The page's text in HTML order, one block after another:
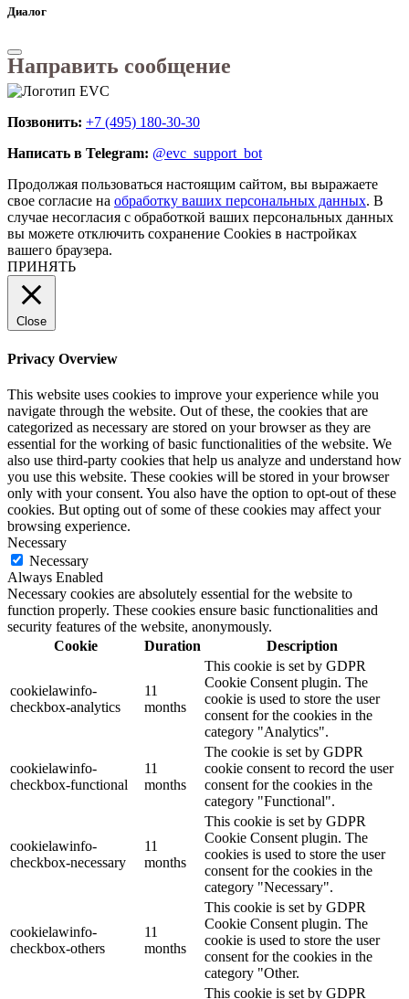
Диалог
Направить сообщение
Позвонить: +7 (495) 180-30-30
Написать в Telegram: @evc_support_bot
Продолжая пользоваться настоящим сайтом, вы выражаете
свое согласие на обработку ваших персональных данных. В
случае несогласия с обработкой ваших персональных данных
вы можете отключить сохранение Cookies в настройках
вашего браузера.
ПРИНЯТЬ
Close
Privacy Overview
This website uses cookies to improve your experience while you
navigate through the website. Out of these, the cookies that are
categorized as necessary are stored on your browser as they are
essential for the working of basic functionalities of the website. We
also use third-party cookies that help us analyze and understand how
you use this website. These cookies will be stored in your browser
only with your consent. You also have the option to opt-out of these
cookies. But opting out of some of these cookies may affect your
browsing experience.
Necessary
Necessary
Always Enabled
Necessary cookies are absolutely essential for the website to
function properly. These cookies ensure basic functionalities and
security features of the website, anonymously.
Cookie
Duration Description
cookielawinfo-
checkbox-analytics
11
months
This cookie is set by GDPR
Cookie Consent plugin. The
cookie is used to store the user
consent for the cookies in the
category "Analytics".
cookielawinfo-
checkbox-functional
11
months
The cookie is set by GDPR
cookie consent to record the user
consent for the cookies in the
category "Functional".
cookielawinfo-
checkbox-necessary
11
months
This cookie is set by GDPR
Cookie Consent plugin. The
cookies is used to store the user
consent for the cookies in the
category "Necessary".
cookielawinfo-
checkbox-others
11
months
This cookie is set by GDPR
Cookie Consent plugin. The
cookie is used to store the user
consent for the cookies in the
category "Other.
This cookie is set by GDPR